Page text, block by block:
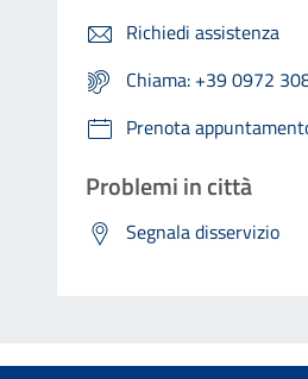
Richiedi assistenza
Chiama: +39 0972
Prenota
Problemi in città
Segnala disservizio